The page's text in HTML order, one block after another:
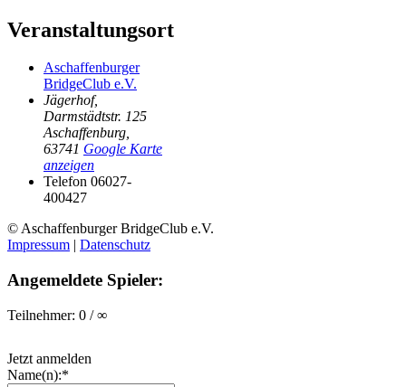
Veranstaltungsort
Aschaffenburger
BridgeClub e.V.
Jägerhof,
Darmstädtstr. 125
Aschaffenburg,
63741 Google Karte
anzeigen
Telefon 06027-
400427
© Aschaffenburger BridgeClub e.V.
Impressum | Datenschutz
Angemeldete Spieler:
Teilnehmer: 0 / ∞
Jetzt anmelden
Name(n):*